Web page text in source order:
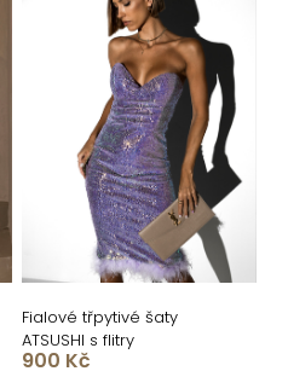
Fialové třpytivé šaty
ATSUSHI s flitry
900 Kč